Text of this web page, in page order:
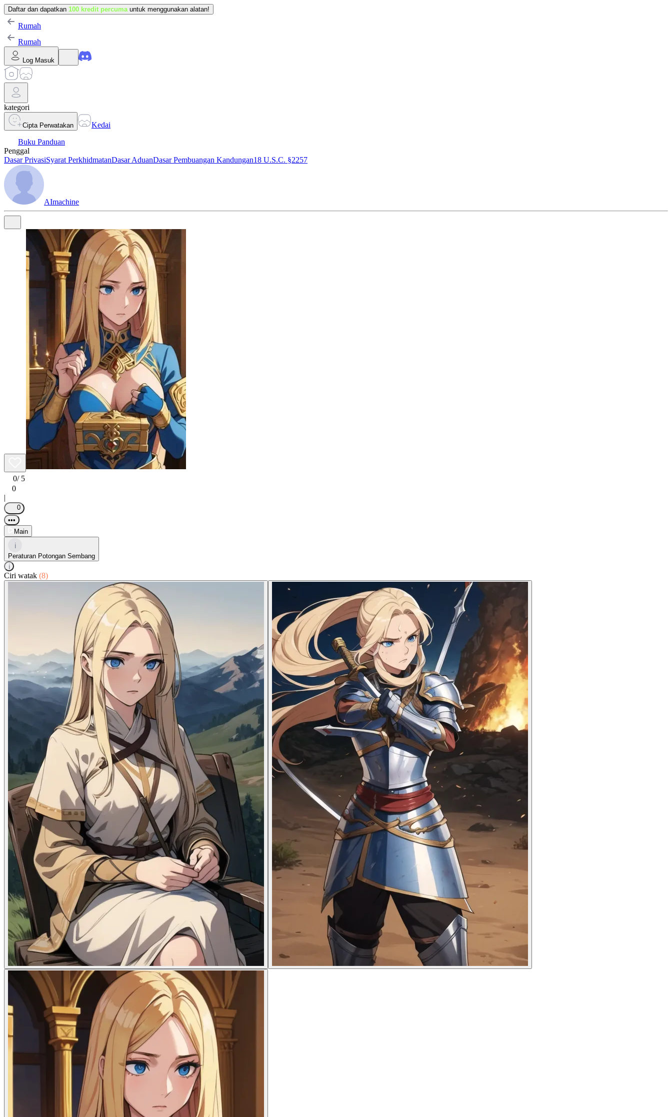
Daftar dan dapatkan 100 kredit percuma untuk menggunakan alatan!
Rumah
Rumah
Log Masuk
kategori
Cipta Perwatakan
Kedai
Buku Panduan
Penggal
Dasar PrivasiSyarat PerkhidmatanDasar AduanDasar Pembuangan Kandungan18 U.S.C. §2257
AImachine
0/ 5
0
|
0
•••
Main
i
Peraturan Potongan Sembang
i
Ciri watak (8)